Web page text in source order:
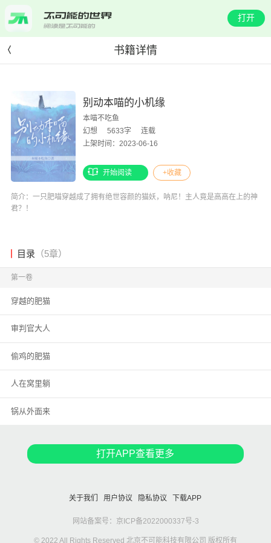
打开
书籍详情
别动本喵的小机缘
本喵不吃鱼
幻想
5633字
连载
上架时间：2023-06-16
开始阅读 +收藏
简介：一只肥喵穿越成了拥有绝世容颜的猫妖，呐尼！主人竟是高高在上的神
君？！
目录 （5章）
第一卷
穿越的肥猫
审判官大人
偷鸡的肥猫
人在窝里躺
锅从外面来
打开APP查看更多
关于我们 用户协议 隐私协议 下载APP
网站备案号：京ICP备2022000337号-3
© 2022 All Rights Reserved 北京不可能科技有限公司 版权所有